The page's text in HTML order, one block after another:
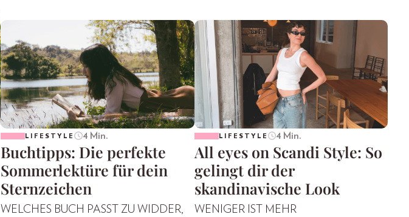
LIFESTYLE 4 Min.
Buchtipps: Die perfekte
Sommerlektüre für dein
Sternzeichen
WELCHES BUCH PASST ZU WIDDER,
LIFESTYLE 4 Min.
All eyes on Scandi Style: So
gelingt dir der
skandinavische Look
WENIGER IST MEHR